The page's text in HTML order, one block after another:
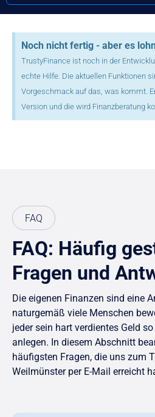
Noch nicht fertig - aber es
TrustyFinance ist noch in der
echte Hilfe. Die aktuellen Funktionen
Vorgeschmack auf das, was kommt.
Version und die wird Finanzberatung
FAQ
FAQ: Häufig
Fragen und
Die eigenen Finanzen sind eine
naturgemäß viele Menschen
jeder sein hart verdientes Geld
anlegen. In diesem Abschnitt
häufigsten Fragen, die uns zum
Weilmünster per E-Mail erreicht